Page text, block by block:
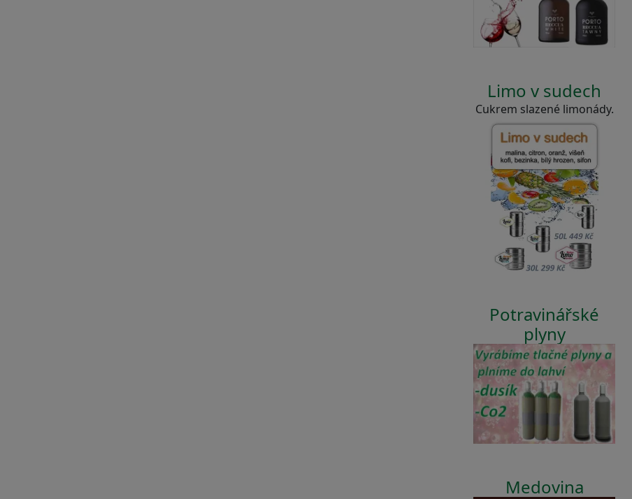
Limo v sudech
Cukrem slazené limonády.
Potravinářské
plyny
Medovina